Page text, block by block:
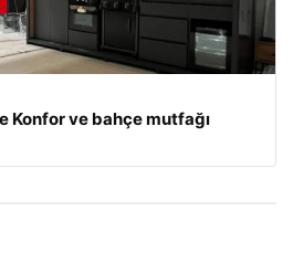
Konfor ve bahçe mutfağı